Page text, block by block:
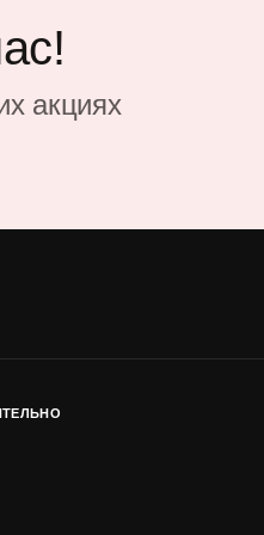
акциях